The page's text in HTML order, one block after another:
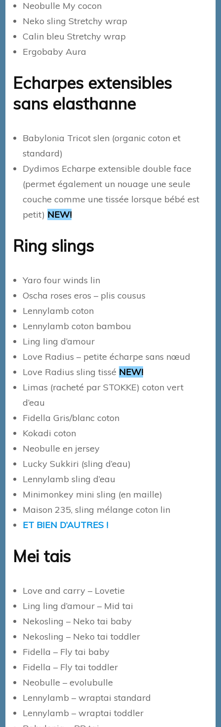
Neobulle My cocon
Neko sling Stretchy wrap
Calin bleu Stretchy wrap
Ergobaby Aura
Echarpes extensibles
sans elasthanne
Babylonia Tricot slen (organic coton et
standard)
Dydimos Echarpe extensible double face
(permet également un nouage une seule
couche comme une tissée lorsque bébé est
petit) NEW!
Ring slings
Yaro four winds lin
Oscha roses eros – plis cousus
Lennylamb coton
Lennylamb coton bambou
Ling ling d’amour
Love Radius – petite écharpe sans nœud
Love Radius sling tissé NEW!
Limas (racheté par STOKKE) coton vert
d’eau
Fidella Gris/blanc coton
Kokadi coton
Neobulle en jersey
Lucky Sukkiri (sling d’eau)
Lennylamb sling d’eau
Minimonkey mini sling (en maille)
Maison 235, sling mélange coton lin
ET BIEN D’AUTRES !
Mei tais
Love and carry – Lovetie
Ling ling d’amour – Mid tai
Nekosling – Neko tai baby
Nekosling – Neko tai toddler
Fidella – Fly tai baby
Fidella – Fly tai toddler
Neobulle – evolubulle
Lennylamb – wraptai standard
Lennylamb – wraptai toddler